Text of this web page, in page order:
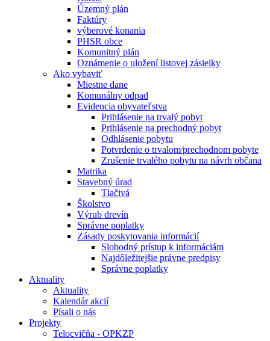
Územný plán
Faktúry
výberové konania
PHSR obce
Komunitný plán
Oznámenie o uložení listovej zásielky
Ako vybaviť
Miestne dane
Komunálny odpad
Evidencia obyvateľstva
Prihlásenie na trvalý pobyt
Prihlásenie na prechodný pobyt
Odhlásenie pobytu
Potvrdenie o trvalom⁄prechodnom pobyte
Zrušenie trvalého pobytu na návrh občana
Matrika
Stavebný úrad
Tlačivá
Školstvo
Výrub drevín
Správne poplatky
Zásady poskytovania informácií
Slobodný prístup k informáciám
Najdôležitejšie právne predpisy
Správne poplatky
Aktuality
Aktuality
Kalendár akcií
Písali o nás
Projekty
Telocvičňa - OPKZP